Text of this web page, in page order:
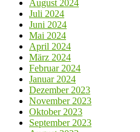
August 2024
Juli 2024
Juni 2024
Mai 2024
April 2024
März 2024
Februar 2024
Januar 2024
Dezember 2023
November 2023
Oktober 2023
September 2023